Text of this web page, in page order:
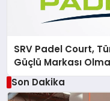
SRV Padel Court,
Güçlü Markası
Son Dakika